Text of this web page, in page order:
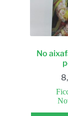
No